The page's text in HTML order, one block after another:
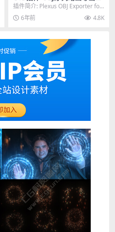
件 OBJ Sequence Exporter
2 Win/Mac
插件简介: Plexus OBJ Exporter for
Cinema 4D是...
6年前 4.8K